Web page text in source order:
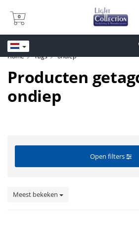
0
0
Home Tags ondiep
Producten
ondiep
Open filters
Meest bekeken